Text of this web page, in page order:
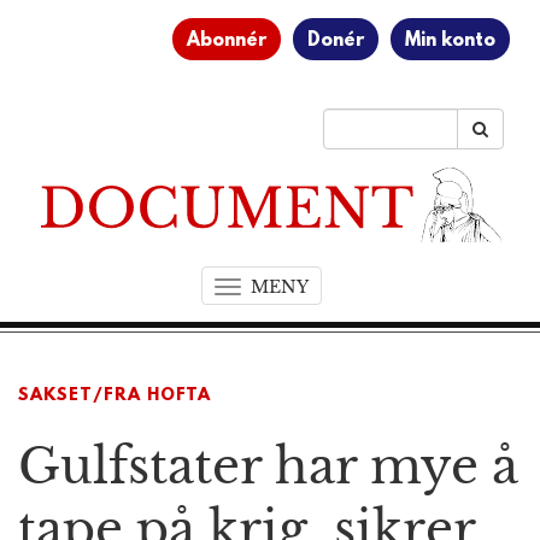
Abonnér Donér Min konto
MENYT
o
a
i
SAKSET/FRA HOFTA
Gulfstater har mye å